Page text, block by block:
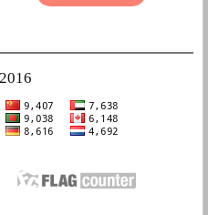
2016ء سے